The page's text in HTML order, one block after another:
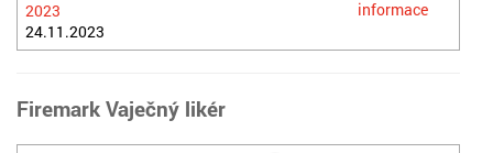
2023
24.11.2023
informace
Firemark Vaječný likér